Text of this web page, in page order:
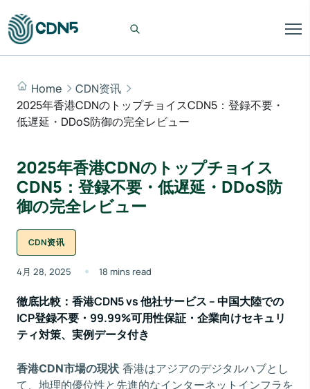
Home
CDN资讯
2025年香港CDNのトップチョイスCDN5：登録不要・
低遅延・DDoS防御の完全レビュー
2025年香港CDNのトップチョイス
CDN5：登録不要・低遅延・DDoS防
御の完全レビュー
CDN资讯
4月 28, 2025 18 mins read
徹底比較：香港CDN5 vs 他社サービス – 中国大陸での
ICP登録不要・99.99%可用性保証・企業向けセキュリ
ティ対策、実例データ付き
香港CDN市場の現状 香港はアジアのデジタルハブとし
て、地理的優位性と先進的なインターネットインフラを